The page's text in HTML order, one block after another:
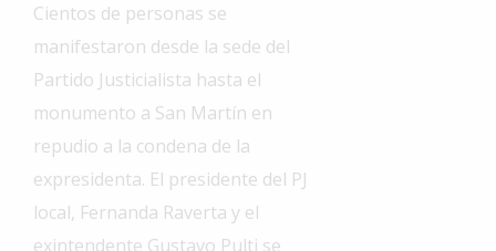
Cultura
Gastronomía
Salud
Interés
General
Cientos de personas se
manifestaron desde la sede del
Partido Justicialista hasta el
monumento a San Martín en
repudio a la condena de la
expresidenta. El presidente del PJ
local, Fernanda Raverta y el
exintendente Gustavo Pulti se